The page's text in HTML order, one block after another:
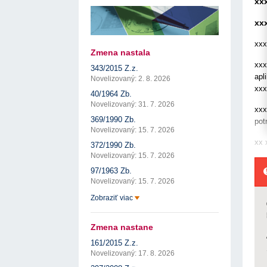
ÚVO automatizuje zápis do Zoznamu
hospodárskych subjektov
17. 7. 2026
Úrad pre verejné obstarávanie
17. 7. 2026
Zelené obstarávanie naráža na bariéry aj obavy
8. 7. 2026
prezentáciu kultúr...
22. 1. 2026
Otvorenie výzvy na
Tretia výzva v Interreg
xx
Zmena nastala
343/2015 Z.z.
Novelizovaný: 2. 8. 2026
40/1964 Zb.
Novelizovaný: 31. 7. 2026
369/1990 Zb.
Novelizovaný: 15. 7. 2026
372/1990 Zb.
Novelizovaný: 15. 7. 2026
97/1963 Zb.
Novelizovaný: 15. 7. 2026
Zobraziť viac
Zmena nastane
161/2015 Z.z.
Novelizovaný: 17. 8. 2026